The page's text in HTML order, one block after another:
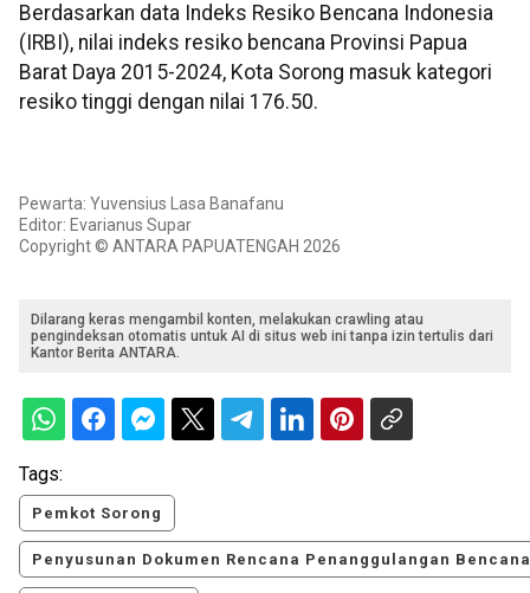
Berdasarkan data Indeks Resiko Bencana Indonesia
(IRBI), nilai indeks resiko bencana Provinsi Papua
Barat Daya 2015-2024, Kota Sorong masuk kategori
resiko tinggi dengan nilai 176.50.
Pewarta: Yuvensius Lasa Banafanu
Editor: Evarianus Supar
Copyright © ANTARA PAPUATENGAH 2026
Dilarang keras mengambil konten, melakukan crawling atau
pengindeksan otomatis untuk AI di situs web ini tanpa izin tertulis dari
Kantor Berita ANTARA.
Tags:
Pemkot Sorong
Penyusunan Dokumen Rencana Penanggulangan Bencana